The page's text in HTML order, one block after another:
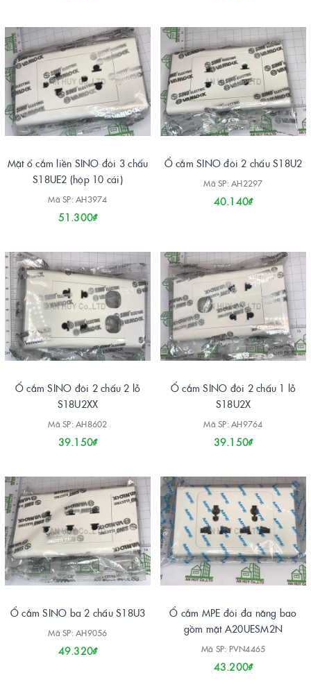
Mặt ổ cắm liền SINO đôi 3 chấu
S18UE2 (hộp 10 cái)
Mã SP: AH3974
51.300₫
Ổ cắm SINO đôi 2 chấu S18U2
Mã SP: AH2297
40.140₫
Ổ cắm SINO đôi 2 chấu 2 lỗ
S18U2XX
Mã SP: AH8602
39.150₫
Ổ cắm SINO đôi 2 chấu 1 lỗ
S18U2X
Mã SP: AH9764
39.150₫
Ổ cắm SINO ba 2 chấu S18U3
Mã SP: AH9056
49.320₫
Ổ cắm MPE đôi đa năng bao
gồm mặt A20UESM2N
Mã SP: PVN4465
43.200₫